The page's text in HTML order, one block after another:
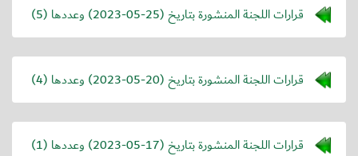
قرارات اللجنة المنشورة بتاريخ (2023-05-25) وعددها (5)
قرارات اللجنة المنشورة بتاريخ (2023-05-20) وعددها (4)
قرارات اللجنة المنشورة بتاريخ (2023-05-17) وعددها (1)